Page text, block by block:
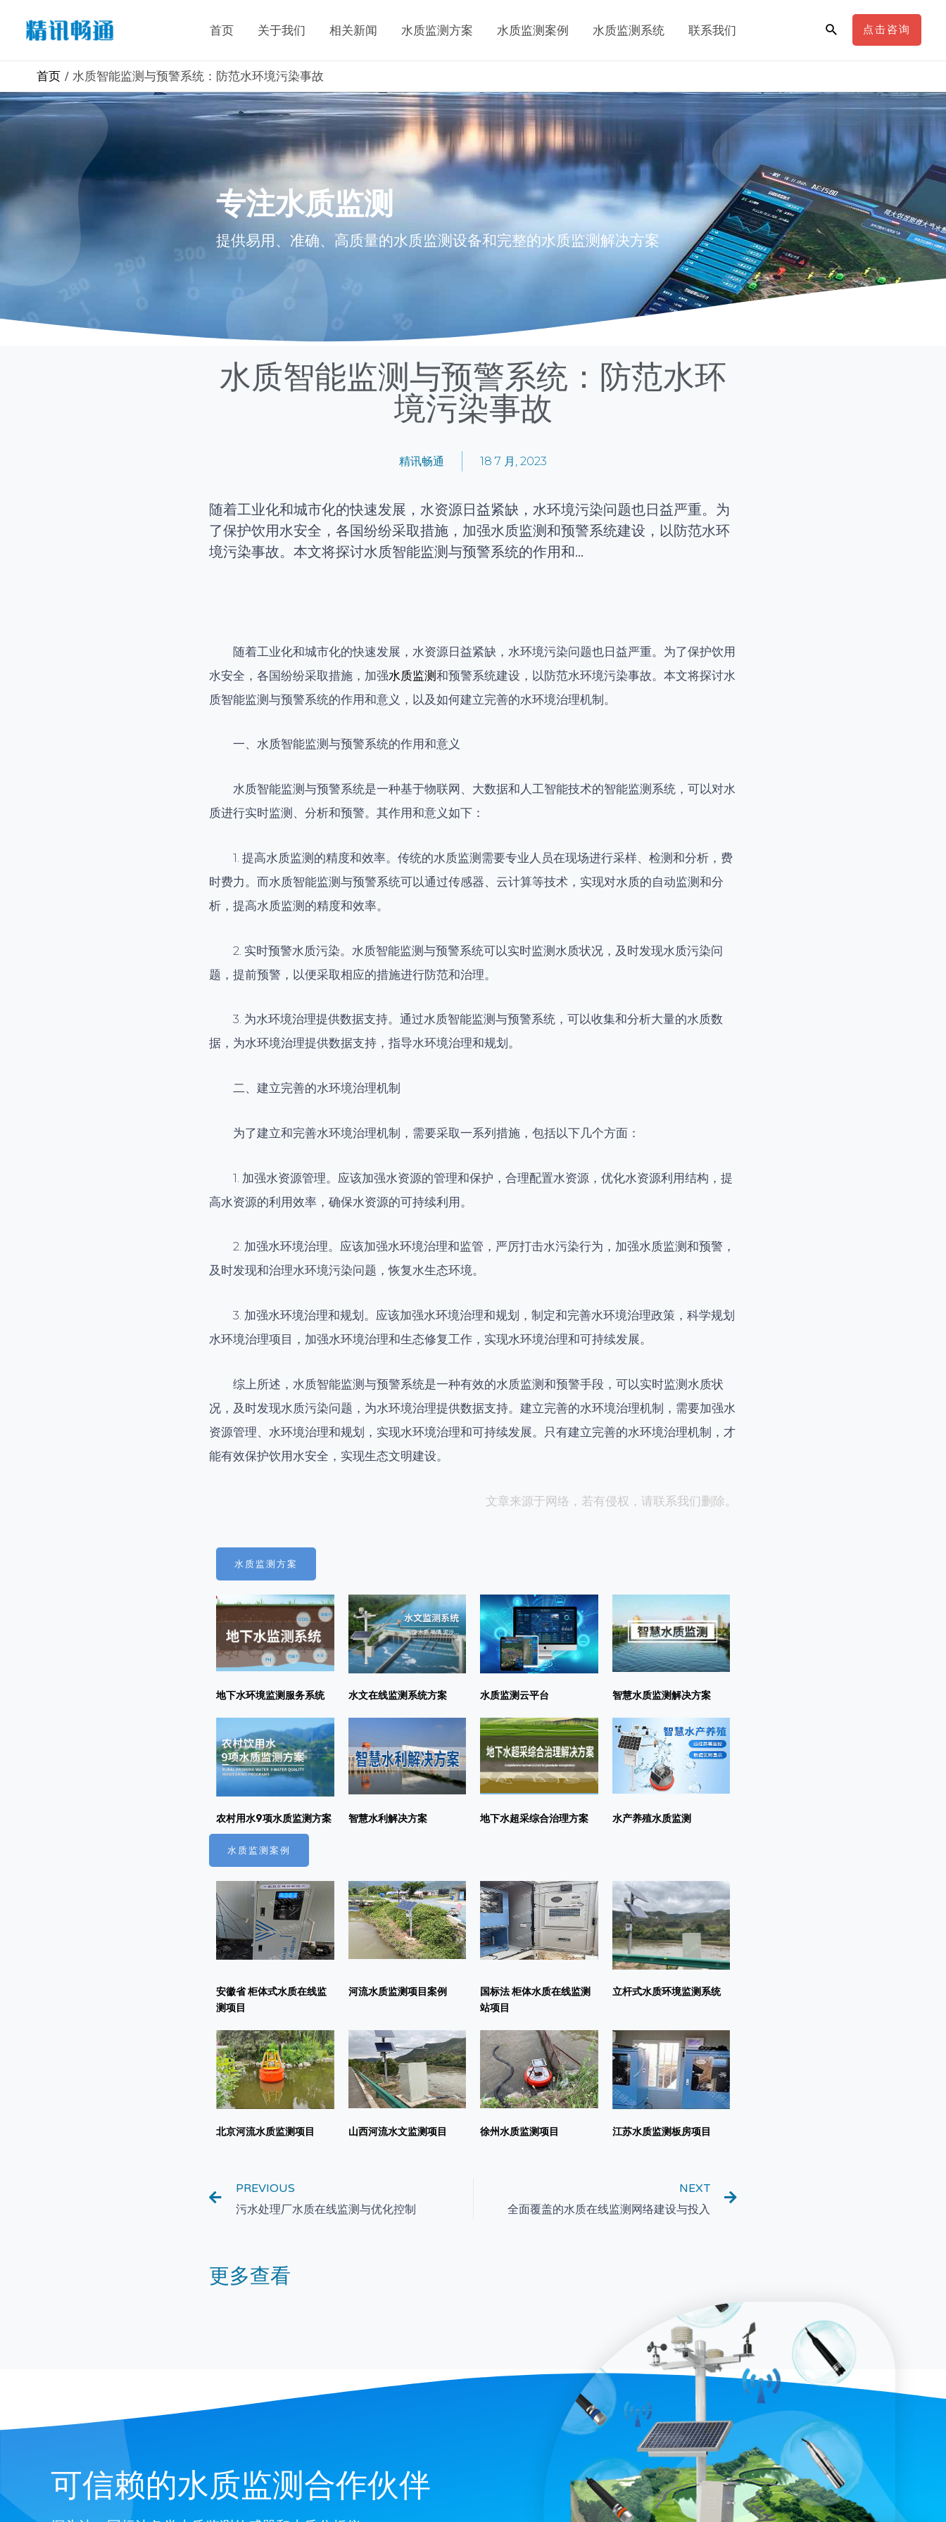
首页 关于我们 相关新闻 水质监测方案 水质监测案例 水质监测系统 联系我们 点击咨询
首页 水质智能监测与预警系统：防范水环境污染事故
专注水质监测
提供易用、准确、高质量的水质监测设备和完整的水质监测解决方案
水质智能监测与预警系统：防范水环
境污染事故
精讯畅通 18 7 月, 2023
随着工业化和城市化的快速发展，水资源日益紧缺，水环境污染问题也日益严重。为
了保护饮用水安全，各国纷纷采取措施，加强水质监测和预警系统建设，以防范水环
境污染事故。本文将探讨水质智能监测与预警系统的作用和...
随着工业化和城市化的快速发展，水资源日益紧缺，水环境污染问题也日益严重。为了保护饮用
水安全，各国纷纷采取措施，加强水质监测和预警系统建设，以防范水环境污染事故。本文将探讨水
质智能监测与预警系统的作用和意义，以及如何建立完善的水环境治理机制。
一、水质智能监测与预警系统的作用和意义
水质智能监测与预警系统是一种基于物联网、大数据和人工智能技术的智能监测系统，可以对水
质进行实时监测、分析和预警。其作用和意义如下：
1. 提高水质监测的精度和效率。传统的水质监测需要专业人员在现场进行采样、检测和分析，费
时费力。而水质智能监测与预警系统可以通过传感器、云计算等技术，实现对水质的自动监测和分
析，提高水质监测的精度和效率。
2. 实时预警水质污染。水质智能监测与预警系统可以实时监测水质状况，及时发现水质污染问
题，提前预警，以便采取相应的措施进行防范和治理。
3. 为水环境治理提供数据支持。通过水质智能监测与预警系统，可以收集和分析大量的水质数
据，为水环境治理提供数据支持，指导水环境治理和规划。
二、建立完善的水环境治理机制
为了建立和完善水环境治理机制，需要采取一系列措施，包括以下几个方面：
1. 加强水资源管理。应该加强水资源的管理和保护，合理配置水资源，优化水资源利用结构，提
高水资源的利用效率，确保水资源的可持续利用。
2. 加强水环境治理。应该加强水环境治理和监管，严厉打击水污染行为，加强水质监测和预警，
及时发现和治理水环境污染问题，恢复水生态环境。
3. 加强水环境治理和规划。应该加强水环境治理和规划，制定和完善水环境治理政策，科学规划
水环境治理项目，加强水环境治理和生态修复工作，实现水环境治理和可持续发展。
综上所述，水质智能监测与预警系统是一种有效的水质监测和预警手段，可以实时监测水质状
况，及时发现水质污染问题，为水环境治理提供数据支持。建立完善的水环境治理机制，需要加强水
资源管理、水环境治理和规划，实现水环境治理和可持续发展。只有建立完善的水环境治理机制，才
能有效保护饮用水安全，实现生态文明建设。
文章来源于网络，若有侵权，请联系我们删除。
水质监测方案
地下水环境监测服务系统 水文在线监测系统方案 水质监测云平台 智慧水质监测解决方案
农村用水9项水质监测方案 智慧水利解决方案 地下水超采综合治理方案 水产养殖水质监测
水质监测案例
安徽省 柜体式水质在线监
测项目
河流水质监测项目案例
国标法 柜体水质在线监测
站项目
立杆式水质环境监测系统
北京河流水质监测项目 山西河流水文监测项目 徐州水质监测项目 江苏水质监测板房项目
PREVIOUS
污水处理厂水质在线监测与优化控制
NEXT
全面覆盖的水质在线监测网络建设与投入
更多查看
可信赖的水质监测合作伙伴